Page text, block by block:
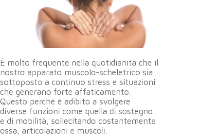
È molto frequente nella quotidianità che il
nostro apparato muscolo-scheletrico sia
sottoposto a continuo stress e situazioni
che generano forte affaticamento.
Questo perché è adibito a svolgere
diverse funzioni come quella di sostegno
e di mobilità, sollecitando costantemente
ossa, articolazioni e muscoli.